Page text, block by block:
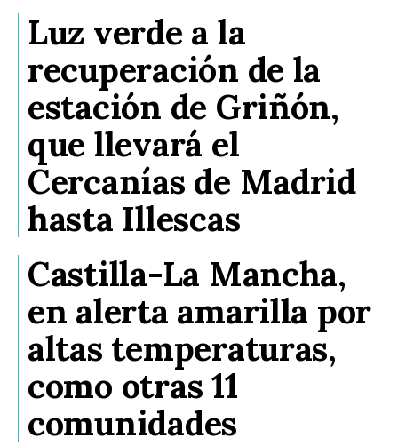
Luz verde a la
recuperación de la
estación de Griñón,
que llevará el
Cercanías de Madrid
hasta Illescas
Castilla-La Mancha,
en alerta amarilla por
altas temperaturas,
como otras 11
comunidades